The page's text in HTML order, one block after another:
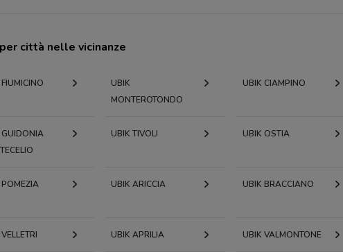
città nelle vicinanze
UBIK
MONTEROTONDO
UBIK CIAMPINO
GUIDONIA
UBIK TIVOLI UBIK OSTIA
UBIK ARICCIA UBIK BRACCIANO
UBIK APRILIA UBIK VALMONTONE